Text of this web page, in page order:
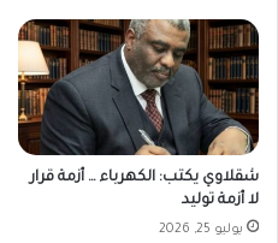
شقلاوي يكتب: الكهرباء … أزمة قرار
لا أزمة توليد
يوليو 25, 2026